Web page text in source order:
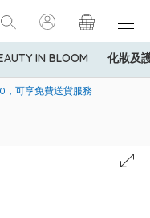
IN BLOOM 化妝及
：高達5%簽賬回贈！
，可享免費送貨服務
單金額少於HK$600(折